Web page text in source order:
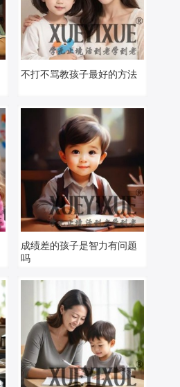
不打不骂教孩子最好的方法
成绩差的孩子是智力有问题
吗